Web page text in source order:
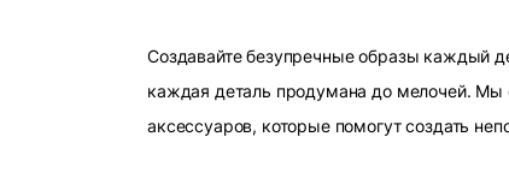
Создавайте безупречные образы каждый
каждая деталь продумана до мелочей.
аксессуаров, которые помогут создать